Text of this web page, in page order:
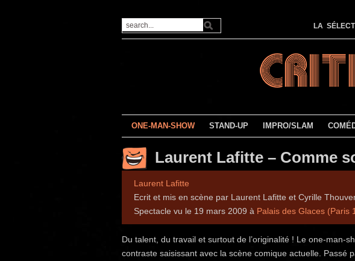
LA
ONE-MAN-SHOW STAND-UP IMPRO/SLAM
Laurent Lafitte – Comme
Laurent Lafitte
Ecrit et mis en scène par Laurent Lafitte et Cyrille
Spectacle vu le 19 mars 2009 à Palais des Glaces (Paris
Du talent, du travail et surtout de l’originalité ! Le one-man-
contraste saisissant avec la scène comique actuelle. Passé